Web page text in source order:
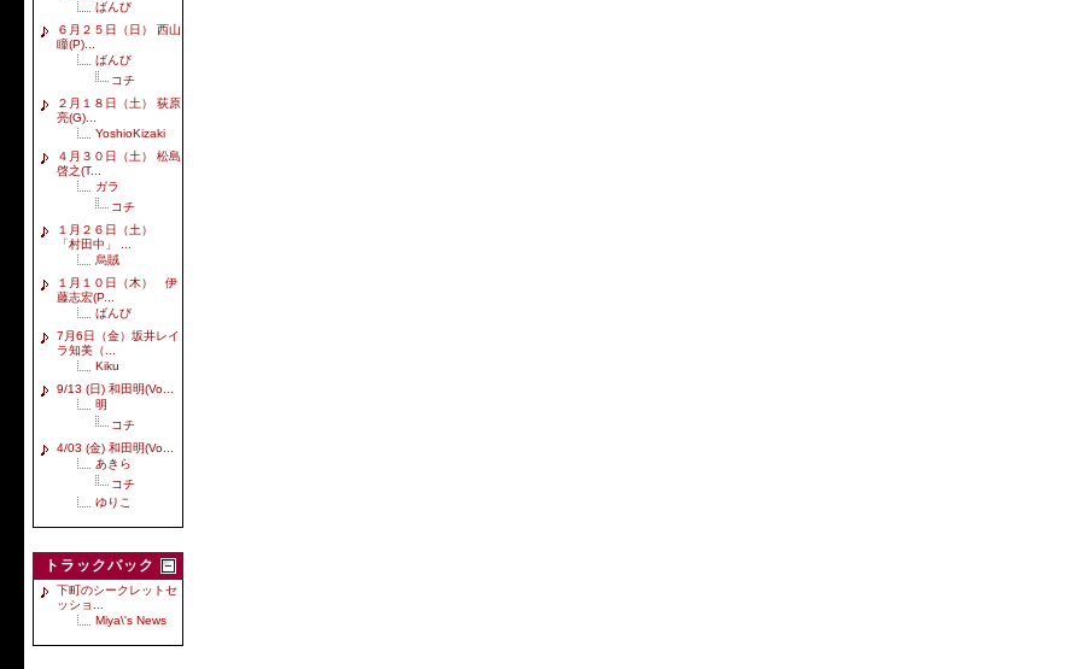
ばんび
６月２５日（日） 西山
瞳(P)...
ばんび
コチ
２月１８日（土） 荻原
亮(G)...
YoshioKizaki
４月３０日（土） 松島
啓之(T...
ガラ
コチ
１月２６日（土）
「村田中」 ...
烏賊
１月１０日（木） 伊
藤志宏(P...
ばんび
7月6日（金）坂井レイ
ラ知美（...
Kiku
9/13 (日) 和田明(Vo...
明
コチ
4/03 (金) 和田明(Vo...
あきら
コチ
ゆりこ
トラックバック
下町のシークレットセ
ッショ...
Miya\'s News